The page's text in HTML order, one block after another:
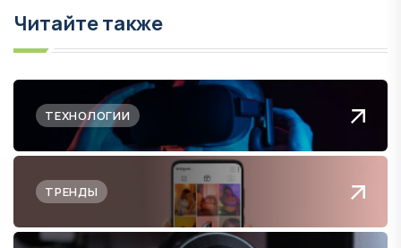
Читайте также
ТЕХНОЛОГИИ
ТРЕНДЫ